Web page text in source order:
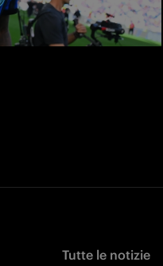
Tutte le notizie